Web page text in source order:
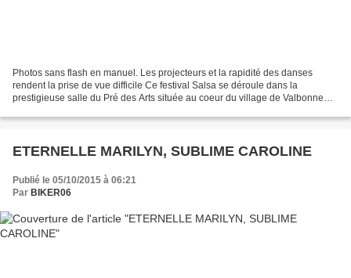
Photos sans flash en manuel. Les projecteurs et la rapidité des danses
rendent la prise de vue difficile Ce festival Salsa se déroule dans la
prestigieuse salle du Pré des Arts située au coeur du village de Valbonne
ETERNELLE MARILYN, SUBLIME CAROLINE
Publié le 05/10/2015 à 06:21
Par BIKER06